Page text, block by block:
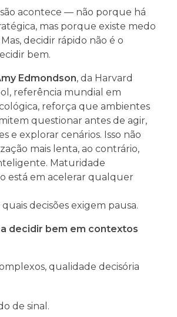
acontece — não porque há
mas porque existe medo
decidir rápido não é o
bem.
Edmondson, da Harvard
referência mundial em
reforça que ambientes
questionar antes de agir,
e explorar cenários. Isso não
mais lenta, ao contrário,
Maturidade
está em acelerar qualquer
decisões exigem pausa.
decidir bem em contextos
qualidade decisória
de sinal.